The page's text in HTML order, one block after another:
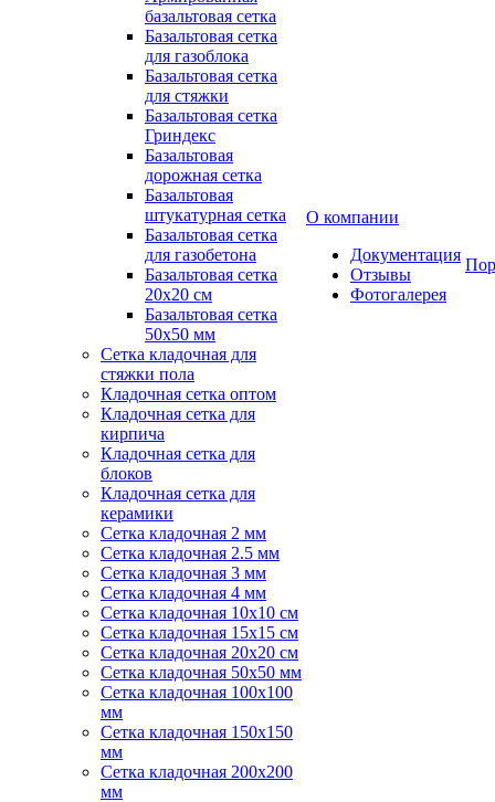
базальтовая сетка
Базальтовая сетка
для газоблока
Базальтовая сетка
для стяжки
Базальтовая сетка
Гриндекс
Базальтовая
дорожная сетка
Базальтовая
штукатурная сетка
Базальтовая сетка
для газобетона
Базальтовая сетка
20x20 см
Базальтовая сетка
50x50 мм
Сетка кладочная для
стяжки пола
Кладочная сетка оптом
Кладочная сетка для
кирпича
Кладочная сетка для
блоков
Кладочная сетка для
керамики
Сетка кладочная 2 мм
Сетка кладочная 2.5 мм
Сетка кладочная 3 мм
Сетка кладочная 4 мм
Сетка кладочная 10x10 см
Сетка кладочная 15x15 см
Сетка кладочная 20x20 см
Сетка кладочная 50x50 мм
Сетка кладочная 100x100
мм
Сетка кладочная 150x150
мм
Сетка кладочная 200x200
мм
О компании
Документация
Отзывы
Фотогалерея